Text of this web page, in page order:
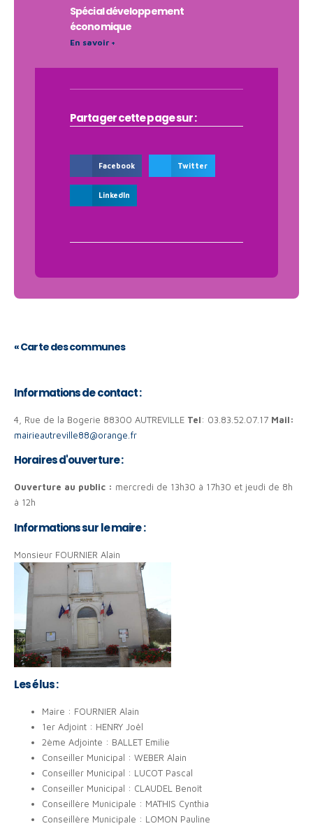
Spécial développement
économique
En savoir +
Partager cette page sur :
Facebook Twitter
LinkedIn
«Carte des communes
Informations de contact :
4, Rue de la Bogerie 88300 AUTREVILLE Tel: 03.83.52.07.17 Mail:
mairieautreville88@orange.fr
Horaires d'ouverture :
Ouverture au public : mercredi de 13h30 à 17h30 et jeudi de 8h
à 12h
Informations sur le maire :
Monsieur FOURNIER Alain
Les élus :
Maire : FOURNIER Alain
1er Adjoint : HENRY Joël
2ème Adjointe : BALLET Emilie
Conseiller Municipal : WEBER Alain
Conseiller Municipal : LUCOT Pascal
Conseiller Municipal : CLAUDEL Benoît
Conseillère Municipale : MATHIS Cynthia
Conseillère Municipale : LOMON Pauline